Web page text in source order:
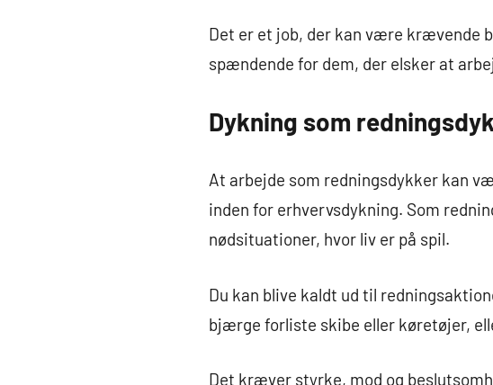
Det er et job, der kan være krævende
spændende for dem, der elsker at
Dykning som
At arbejde som redningsdykker kan
inden for erhvervsdykning. Som
nødsituationer, hvor liv er på spil.
Du kan blive kaldt ud til
bjærge forliste skibe eller køretøjer,
Det kræver styrke, mod og